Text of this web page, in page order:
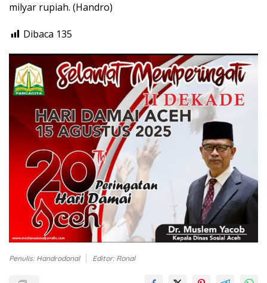
milyar rupiah. (Handro)
Dibaca 135
Penulis: Handrodonal Editor: Ronal